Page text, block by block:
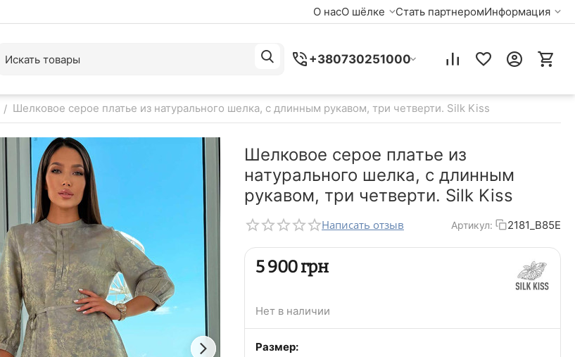
О насО шёлке Стать партнеромИнформация
+380730251000
/ Шелковое серое платье из натурального шелка, с длинным рукавом, три четверти. Silk Kiss
Шелковое серое платье из
натурального шелка, с длинным
рукавом, три четверти. Silk Kiss
Написать отзыв Артикул: 2181_B85E
‍5 900‍грн
Нет в наличии
Размер: